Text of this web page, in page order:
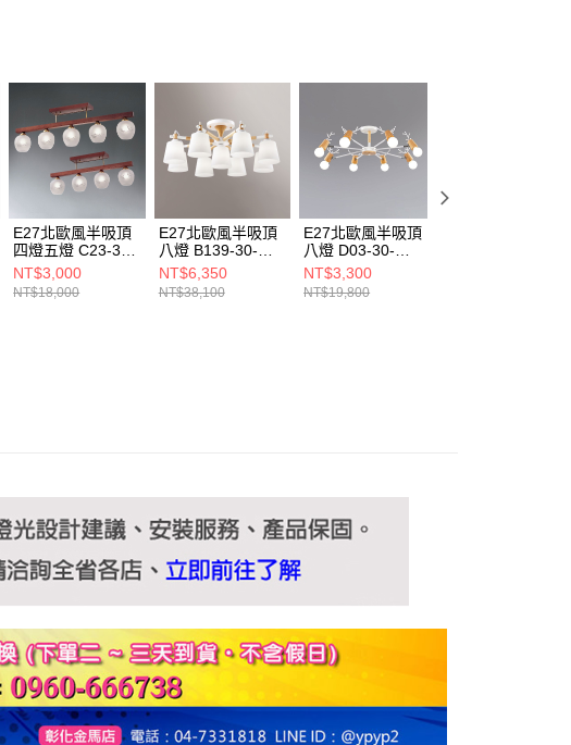
２．關於個人資料處理事宜，請瀏覽以下網址：
https://aftee.tw/terms/#terms3
３．未成年的使用者請事先徵得法定代理人或監護人之同意方可使用
「AFTEE先享後付」，若未經同意申辦者引起之損失，本公司不負相關責
即時審查核予不同之上限額度；若仍有額度不足之情形，本公司將視審查
結果請求用戶進行身份認證。
５．嚴禁一人註冊多個帳號或使用他人資訊註冊。若發現惡意使用之情
形，恩沛科技股份有限公司將有權停止該用戶之使用額度並採取法律行
E27北歐風半吸頂
四燈五燈 C23-30-
21851 21852
NT$3,000
NT$18,000
E27北歐風半吸頂
八燈 B139-30-
21244A 21244B
NT$6,350
NT$38,100
E27北歐風半吸頂
八燈 D03-30-
21691B
NT$3,300
NT$19,800